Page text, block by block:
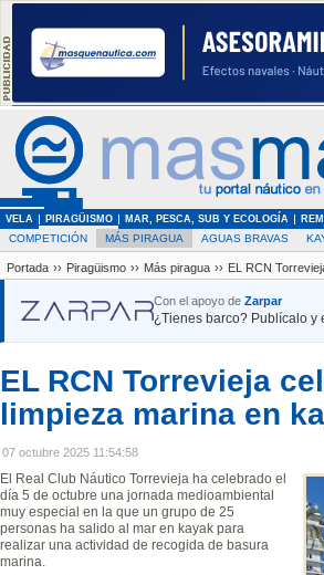
VELA PIRAGÜISMO MAR, PESCA, SUB Y ECOLOGÍA
COMPETICIÓN MÁS PIRAGUA AGUAS BRAVAS
Portada ›› Piragüismo ›› Más piragua ›› EL RCN
Con el apoyo de Zarpar
¿Tienes barco? Publícalo y
EL RCN Torrevieja
limpieza marina en
07 octubre 2025 11:54:58
El Real Club Náutico Torrevieja ha celebrado el
día 5 de octubre una jornada medioambiental
muy especial en la que un grupo de 25
personas ha salido al mar en kayak para
realizar una actividad de recogida de basura
marina.